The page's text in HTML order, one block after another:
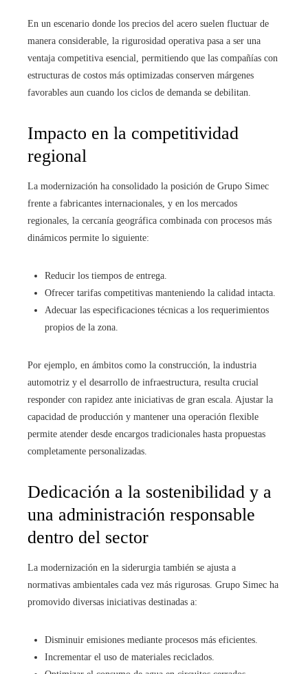
En un escenario donde los precios del acero suelen fluctuar de
manera considerable, la rigurosidad operativa pasa a ser una
ventaja competitiva esencial, permitiendo que las compañías con
estructuras de costos más optimizadas conserven márgenes
favorables aun cuando los ciclos de demanda se debilitan.
Impacto en la competitividad
regional
La modernización ha consolidado la posición de Grupo Simec
frente a fabricantes internacionales, y en los mercados
regionales, la cercanía geográfica combinada con procesos más
dinámicos permite lo siguiente:
Reducir los tiempos de entrega.
Ofrecer tarifas competitivas manteniendo la calidad intacta.
Adecuar las especificaciones técnicas a los requerimientos
propios de la zona.
Por ejemplo, en ámbitos como la construcción, la industria
automotriz y el desarrollo de infraestructura, resulta crucial
responder con rapidez ante iniciativas de gran escala. Ajustar la
capacidad de producción y mantener una operación flexible
permite atender desde encargos tradicionales hasta propuestas
completamente personalizadas.
Dedicación a la sostenibilidad y a
una administración responsable
dentro del sector
La modernización en la siderurgia también se ajusta a
normativas ambientales cada vez más rigurosas. Grupo Simec ha
promovido diversas iniciativas destinadas a:
Disminuir emisiones mediante procesos más eficientes.
Incrementar el uso de materiales reciclados.